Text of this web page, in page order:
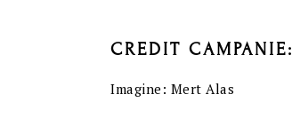
CREDIT CAMPANIE:
Imagine: Mert Alas